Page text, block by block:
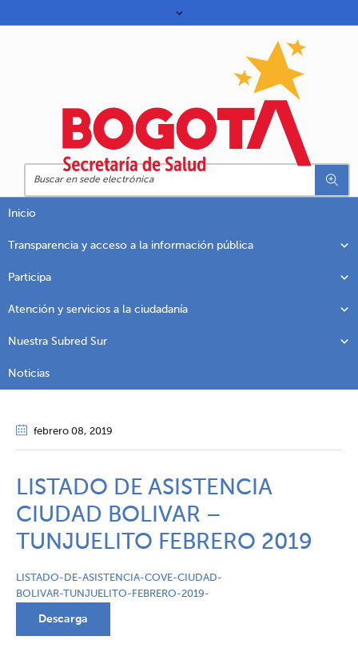
Inicio
Transparencia y acceso a la información pública
Participa
Atención y servicios a la ciudadanía
Nuestra Subred Sur
Noticias
febrero 08, 2019
LISTADO DE ASISTENCIA
CIUDAD BOLIVAR –
TUNJUELITO FEBRERO 2019
LISTADO-DE-ASISTENCIA-COVE-CIUDAD-
BOLIVAR-TUNJUELITO-FEBRERO-2019-
Descarga